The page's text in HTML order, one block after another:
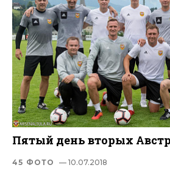
Пятый день вторых
45 ФОТО — 10.07.2018